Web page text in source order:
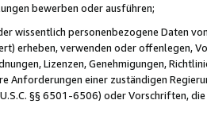
bewerben oder ausführen;
wissentlich personenbezogene Daten
erheben, verwenden oder offenlegen,
Lizenzen, Genehmigungen,
Anforderungen einer zuständigen
§§ 6501-6506) oder Vorschriften,